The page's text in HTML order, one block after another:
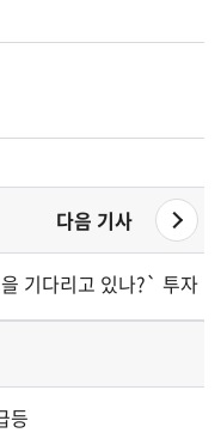
다음 기사
램 실행
기다리고 있나?` 투자
등